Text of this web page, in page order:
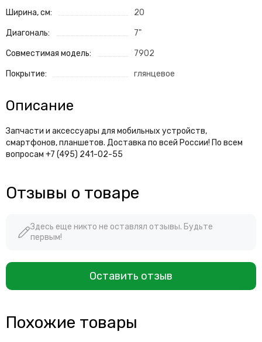
Ширина, см: 20
Диагональ: 7"
Совместимая модель: 7902
Покрытие: глянцевое
Описание
Запчасти и аксессуары для мобильных устройств,
смартфонов, планшетов. Доставка по всей России! По всем
вопросам +7 (495) 241-02-55
Отзывы о товаре
Здесь еще никто не оставлял отзывы. Будьте
первым!
Оставить отзыв
Похожие товары